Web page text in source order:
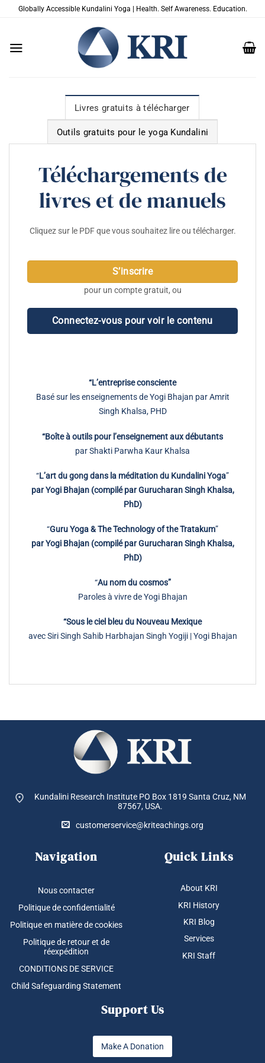
PasserGlobally Accessible Kundalini Yoga | Health. Self Awareness. Education.
Livres gratuits à télécharger
Outils gratuits pour le yoga Kundalini
Téléchargements de
livres et de manuels
Cliquez sur le PDF que vous souhaitez lire ou télécharger.
S’inscrire
pour un compte gratuit, ou
Connectez-vous pour voir le contenu
“L’entreprise consciente
Basé sur les enseignements de Yogi Bhajan par Amrit
Singh Khalsa, PHD
“Boîte à outils pour l’enseignement aux débutants
par Shakti Parwha Kaur Khalsa
“L’art du gong dans la méditation du Kundalini Yoga”
par Yogi Bhajan (compilé par Gurucharan Singh Khalsa,
PhD)
“Guru Yoga & The Technology of the Tratakum”
par Yogi Bhajan (compilé par Gurucharan Singh Khalsa,
PhD)
“Au nom du cosmos”
Paroles à vivre de Yogi Bhajan
“Sous le ciel bleu du Nouveau Mexique
avec Siri Singh Sahib Harbhajan Singh Yogiji | Yogi Bhajan
Kundalini Research Institute PO Box 1819 Santa Cruz, NM
87567, USA.
customerservice@kriteachings.org
Navigation
Nous contacter
Politique de confidentialité
Politique en matière de cookies
Politique de retour et de
réexpédition
CONDITIONS DE SERVICE
Child Safeguarding Statement
Quick Links
About KRI
KRI History
KRI Blog
Services
KRI Staff
Support Us
Make A Donation